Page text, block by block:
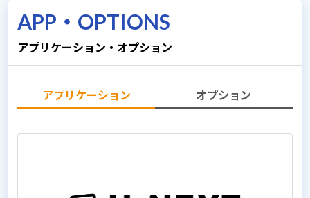
APP・OPTIONS
アプリケーション・オプション
アプリケーション オプション